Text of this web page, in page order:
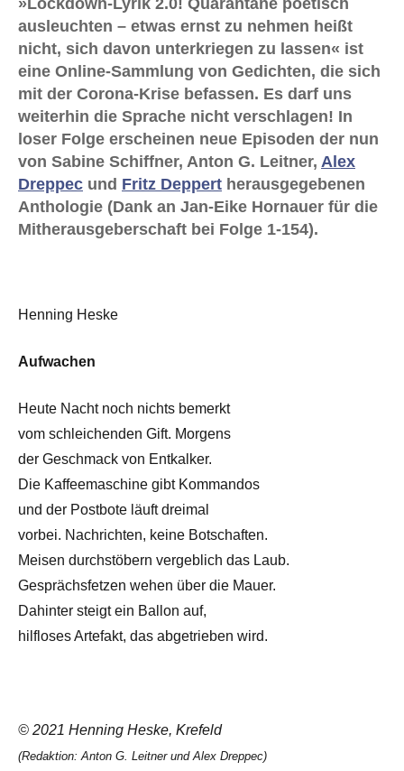
»Lockdown-Lyrik 2.0! Quarantäne poetisch
ausleuchten – etwas ernst zu nehmen heißt
nicht, sich davon unterkriegen zu lassen« ist
eine Online-Sammlung von Gedichten, die sich
mit der Corona-Krise befassen. Es darf uns
weiterhin die Sprache nicht verschlagen! In
loser Folge erscheinen neue Episoden der nun
von Sabine Schiffner, Anton G. Leitner, Alex
Dreppec und Fritz Deppert herausgegebenen
Anthologie (Dank an Jan-Eike Hornauer für die
Mitherausgeberschaft bei Folge 1-154).
Henning Heske
Aufwachen
Heute Nacht noch nichts bemerkt
vom schleichenden Gift. Morgens
der Geschmack von Entkalker.
Die Kaffeemaschine gibt Kommandos
und der Postbote läuft dreimal
vorbei. Nachrichten, keine Botschaften.
Meisen durchstöbern vergeblich das Laub.
Gesprächsfetzen wehen über die Mauer.
Dahinter steigt ein Ballon auf,
hilfloses Artefakt, das abgetrieben wird.
© 2021 Henning Heske, Krefeld
(Redaktion: Anton G. Leitner und Alex Dreppec)